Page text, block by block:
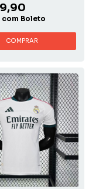
com Boleto
COMPRAR